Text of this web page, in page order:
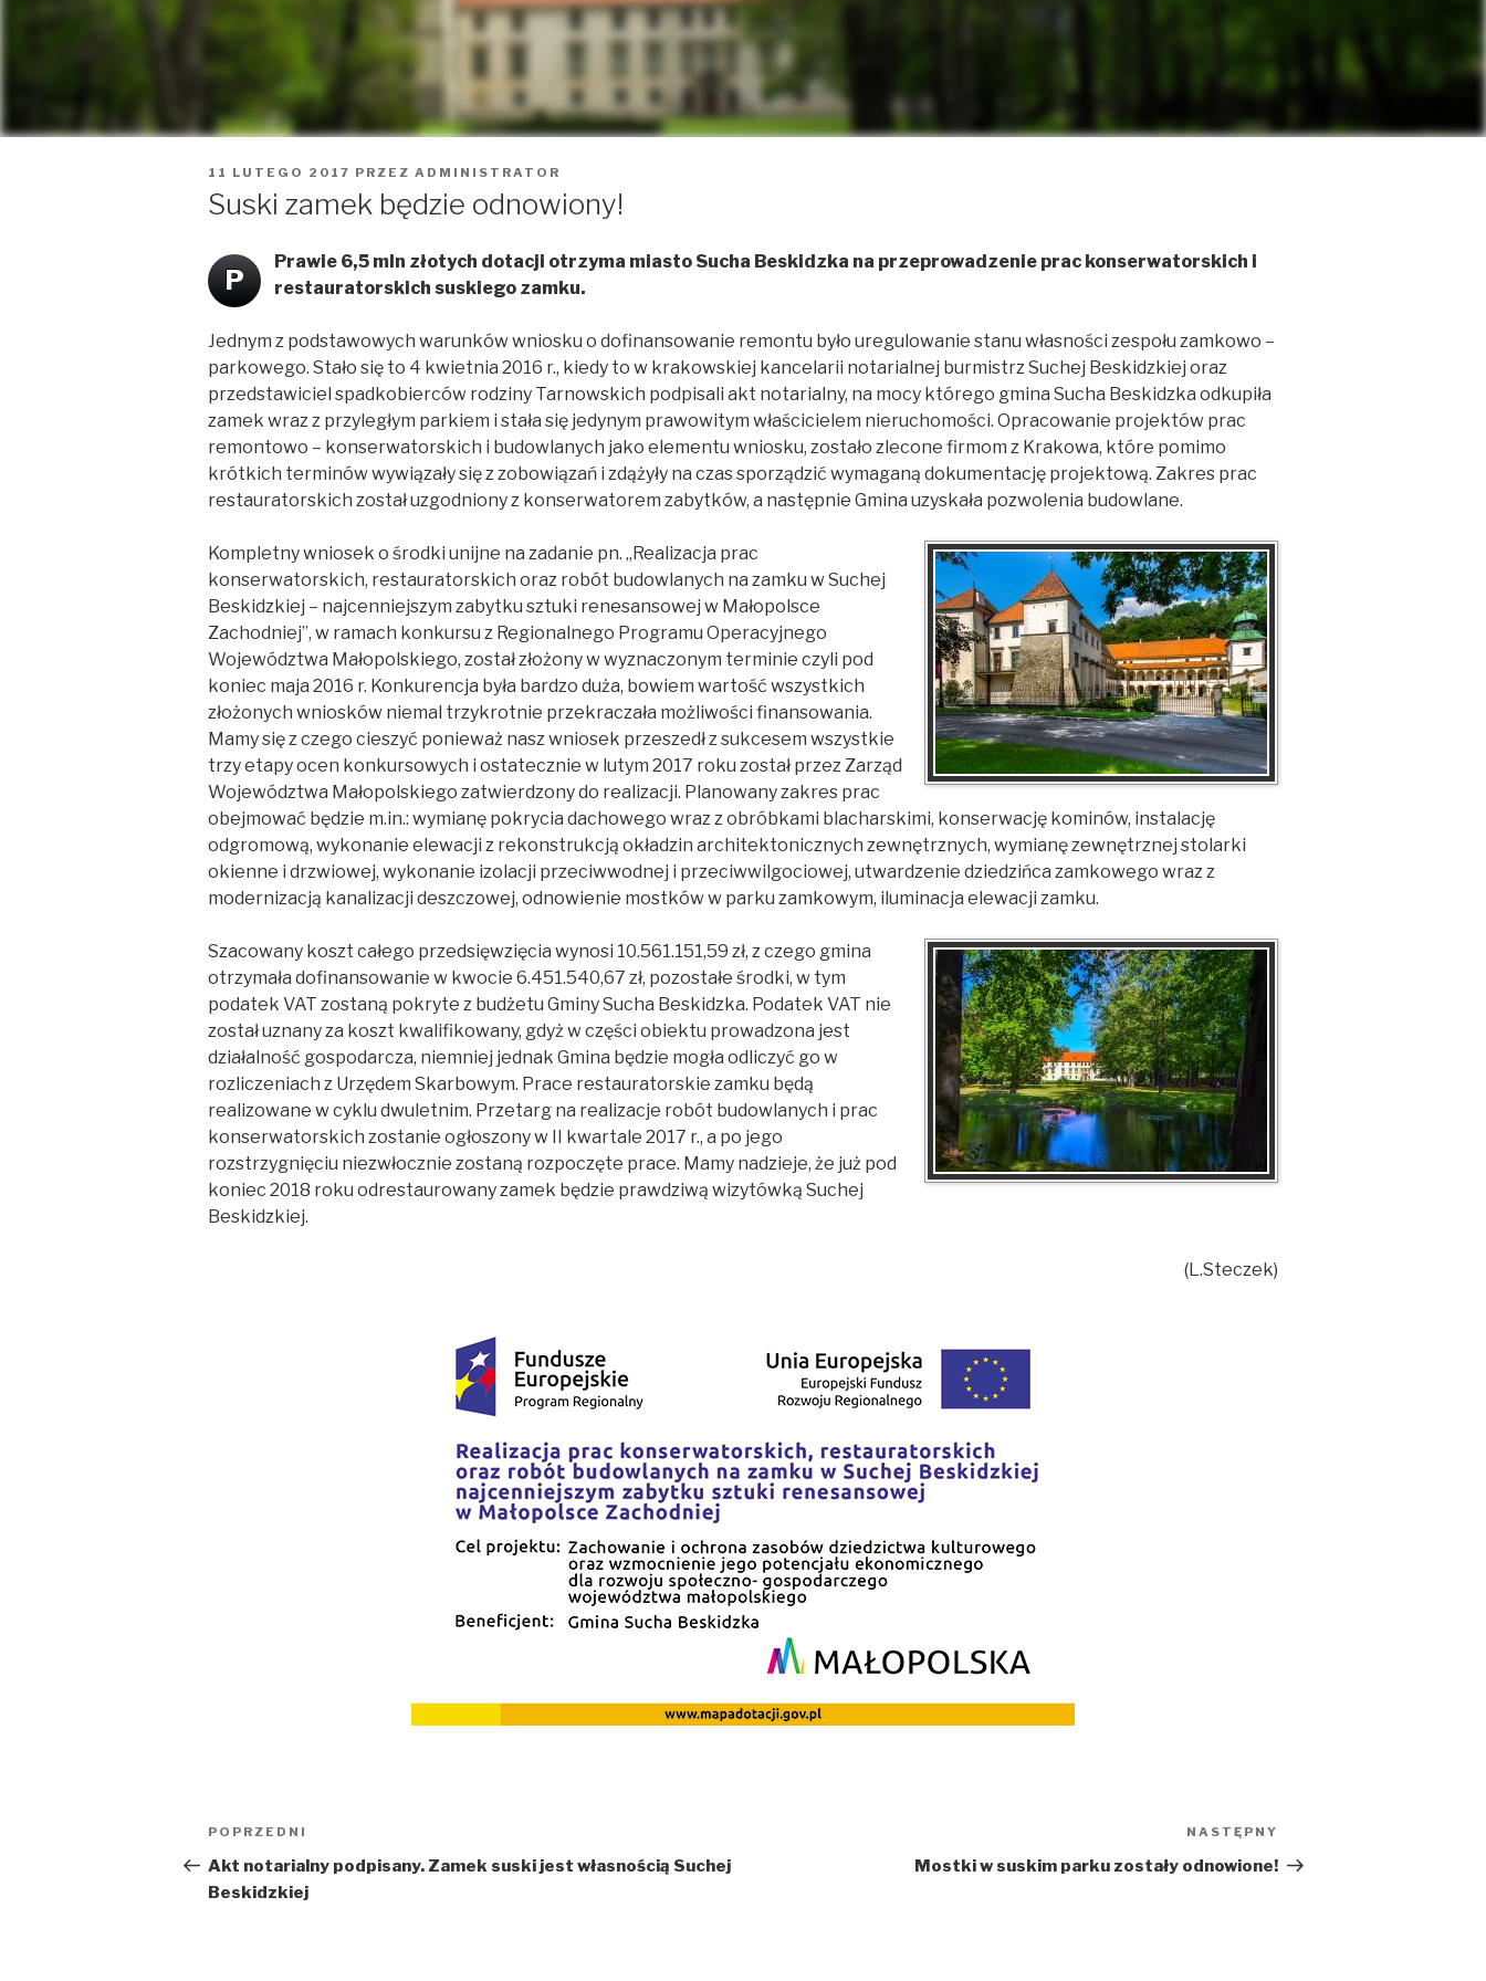
OPUBLIKOWANE
11 LUTEGO 2017 PRZEZ ADMINISTRATOR
Suski zamek będzie odnowiony!
P
Prawie 6,5 mln złotych dotacji otrzyma miasto Sucha Beskidzka na przeprowadzenie prac konserwatorskich i
restauratorskich suskiego zamku.
Jednym z podstawowych warunków wniosku o dofinansowanie remontu było uregulowanie stanu własności zespołu zamkowo –
parkowego. Stało się to 4 kwietnia 2016 r., kiedy to w krakowskiej kancelarii notarialnej burmistrz Suchej Beskidzkiej oraz
przedstawiciel spadkobierców rodziny Tarnowskich podpisali akt notarialny, na mocy którego gmina Sucha Beskidzka odkupiła
zamek wraz z przyległym parkiem i stała się jedynym prawowitym właścicielem nieruchomości. Opracowanie projektów prac
remontowo – konserwatorskich i budowlanych jako elementu wniosku, zostało zlecone firmom z Krakowa, które pomimo
krótkich terminów wywiązały się z zobowiązań i zdążyły na czas sporządzić wymaganą dokumentację projektową. Zakres prac
restauratorskich został uzgodniony z konserwatorem zabytków, a następnie Gmina uzyskała pozwolenia budowlane.
Kompletny wniosek o środki unijne na zadanie pn. „Realizacja prac
konserwatorskich, restauratorskich oraz robót budowlanych na zamku w Suchej
Beskidzkiej – najcenniejszym zabytku sztuki renesansowej w Małopolsce
Zachodniej”, w ramach konkursu z Regionalnego Programu Operacyjnego
Województwa Małopolskiego, został złożony w wyznaczonym terminie czyli pod
koniec maja 2016 r. Konkurencja była bardzo duża, bowiem wartość wszystkich
złożonych wniosków niemal trzykrotnie przekraczała możliwości finansowania.
Mamy się z czego cieszyć ponieważ nasz wniosek przeszedł z sukcesem wszystkie
trzy etapy ocen konkursowych i ostatecznie w lutym 2017 roku został przez Zarząd
Województwa Małopolskiego zatwierdzony do realizacji. Planowany zakres prac
obejmować będzie m.in.: wymianę pokrycia dachowego wraz z obróbkami blacharskimi, konserwację kominów, instalację
odgromową, wykonanie elewacji z rekonstrukcją okładzin architektonicznych zewnętrznych, wymianę zewnętrznej stolarki
okienne i drzwiowej, wykonanie izolacji przeciwwodnej i przeciwwilgociowej, utwardzenie dziedzińca zamkowego wraz z
modernizacją kanalizacji deszczowej, odnowienie mostków w parku zamkowym, iluminacja elewacji zamku.
Szacowany koszt całego przedsięwzięcia wynosi 10.561.151,59 zł, z czego gmina
otrzymała dofinansowanie w kwocie 6.451.540,67 zł, pozostałe środki, w tym
podatek VAT zostaną pokryte z budżetu Gminy Sucha Beskidzka. Podatek VAT nie
został uznany za koszt kwalifikowany, gdyż w części obiektu prowadzona jest
działalność gospodarcza, niemniej jednak Gmina będzie mogła odliczyć go w
rozliczeniach z Urzędem Skarbowym. Prace restauratorskie zamku będą
realizowane w cyklu dwuletnim. Przetarg na realizacje robót budowlanych i prac
konserwatorskich zostanie ogłoszony w II kwartale 2017 r., a po jego
rozstrzygnięciu niezwłocznie zostaną rozpoczęte prace. Mamy nadzieje, że już pod
koniec 2018 roku odrestaurowany zamek będzie prawdziwą wizytówką Suchej
Beskidzkiej.
(L.Steczek)
Nawigacja
wpisu
Poprzedni
wpis
POPRZEDNI
Akt notarialny podpisany. Zamek suski jest własnością Suchej
Beskidzkiej
wpis
NASTĘPNY
Mostki w suskim parku zostały odnowione!